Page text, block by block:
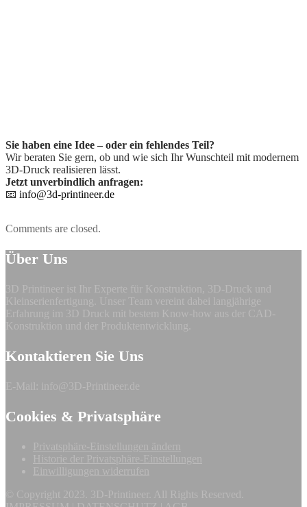
Sie haben eine Idee – oder ein fehlendes Teil?
Wir beraten Sie gern, ob und wie sich Ihr Wunschteil mit modernem
3D-Druck realisieren lässt.
Jetzt unverbindlich anfragen:
📧 info@3d-printineer.de
Comments are closed.
Über Uns
3D Printineer ist Ihr Experte für Konstruktion, 3D-Druck und
Kleinserienfertigung. Unser Team vereint dabei langjährige
Erfahrung im 3D Druck mit bestem Know-how aus der CAD-
Konstruktion und der Produktentwicklung.
Kontaktieren Sie Uns
E-Mail: info@3D-Printineer.de
Cookies & Privatsphäre
Privatsphäre-Einstellungen ändern
Historie der Privatsphäre-Einstellungen
Einwilligungen widerrufen
© Copyright 2023. 3D-Printineer. All Rights Reserved.